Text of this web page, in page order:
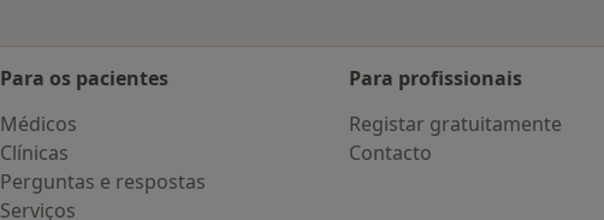
Para os pacientes
Médicos
Clínicas
Perguntas e respostas
Serviços
Para profissionais
Registar gratuitamente
Contacto